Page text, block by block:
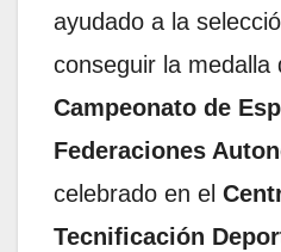
ayudado a la
conseguir la medalla
Campeonato de
Federaciones
celebrado en el
Tecnificación